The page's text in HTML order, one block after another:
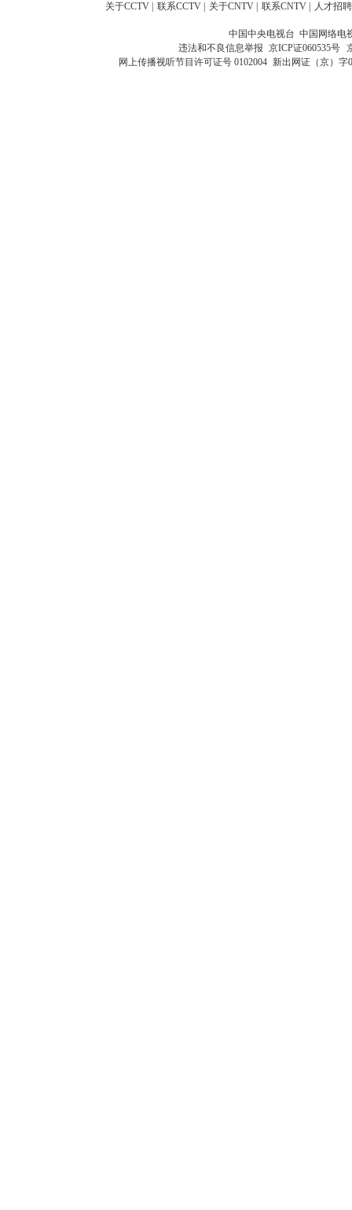
关于CCTV 联系CCTV 关于CNTV 联系CNTV 人才招聘
中国中央电视台 中国网络电
违法和不良信息举报 京ICP证060535号
网上传播视听节目许可证号 0102004 新出网证（京）